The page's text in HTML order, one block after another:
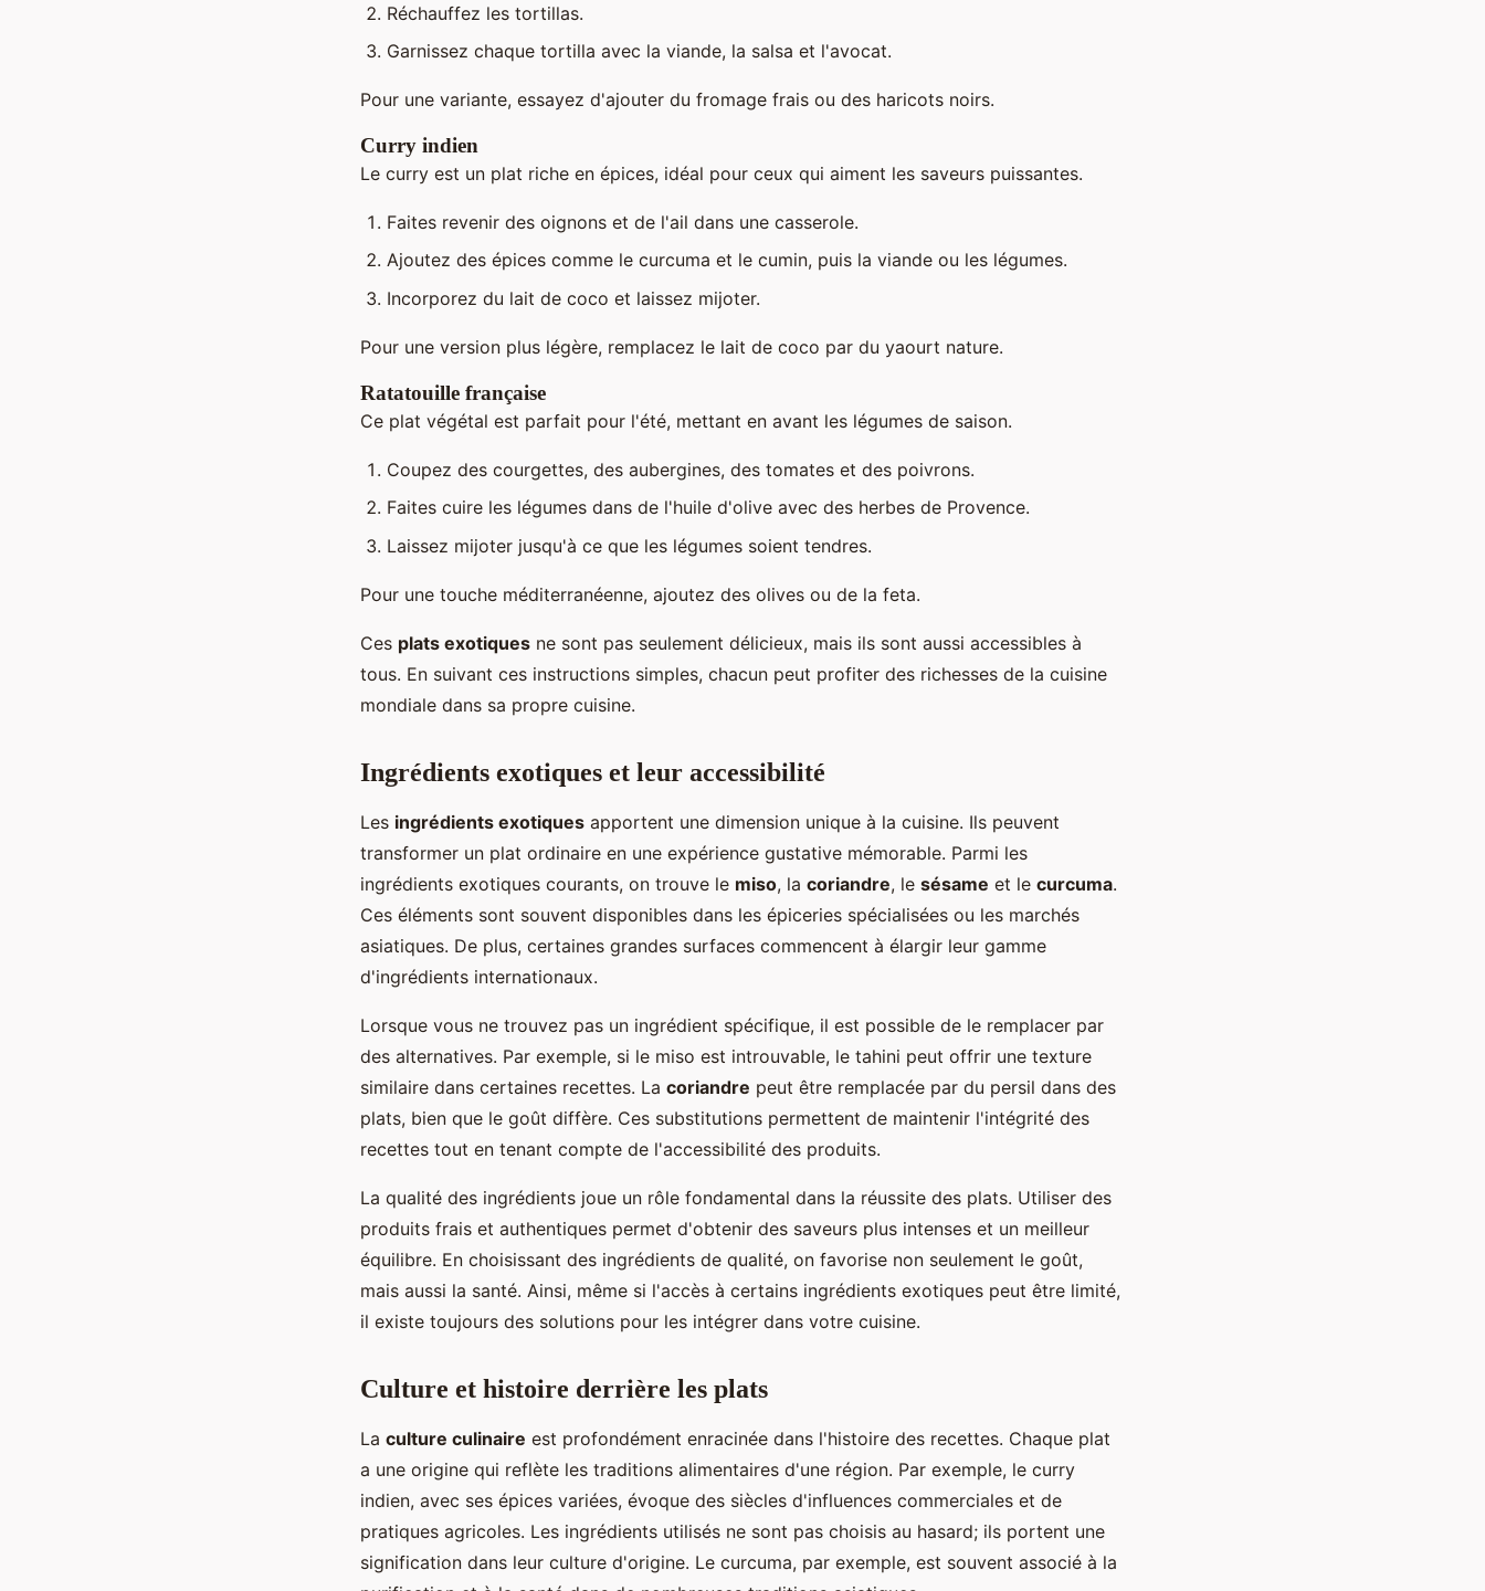
Réchauffez les tortillas.
Garnissez chaque tortilla avec la viande, la salsa et l'avocat.
Pour une variante, essayez d'ajouter du fromage frais ou des haricots noirs.
Curry indien
Le curry est un plat riche en épices, idéal pour ceux qui aiment les saveurs puissantes.
Faites revenir des oignons et de l'ail dans une casserole.
Ajoutez des épices comme le curcuma et le cumin, puis la viande ou les légumes.
Incorporez du lait de coco et laissez mijoter.
Pour une version plus légère, remplacez le lait de coco par du yaourt nature.
Ratatouille française
Ce plat végétal est parfait pour l'été, mettant en avant les légumes de saison.
Coupez des courgettes, des aubergines, des tomates et des poivrons.
Faites cuire les légumes dans de l'huile d'olive avec des herbes de Provence.
Laissez mijoter jusqu'à ce que les légumes soient tendres.
Pour une touche méditerranéenne, ajoutez des olives ou de la feta.
Ces plats exotiques ne sont pas seulement délicieux, mais ils sont aussi accessibles à
tous. En suivant ces instructions simples, chacun peut profiter des richesses de la cuisine
mondiale dans sa propre cuisine.
Ingrédients exotiques et leur accessibilité
Les ingrédients exotiques apportent une dimension unique à la cuisine. Ils peuvent
transformer un plat ordinaire en une expérience gustative mémorable. Parmi les
ingrédients exotiques courants, on trouve le miso, la coriandre, le sésame et le curcuma.
Ces éléments sont souvent disponibles dans les épiceries spécialisées ou les marchés
asiatiques. De plus, certaines grandes surfaces commencent à élargir leur gamme
d'ingrédients internationaux.
Lorsque vous ne trouvez pas un ingrédient spécifique, il est possible de le remplacer par
des alternatives. Par exemple, si le miso est introuvable, le tahini peut offrir une texture
similaire dans certaines recettes. La coriandre peut être remplacée par du persil dans des
plats, bien que le goût diffère. Ces substitutions permettent de maintenir l'intégrité des
recettes tout en tenant compte de l'accessibilité des produits.
La qualité des ingrédients joue un rôle fondamental dans la réussite des plats. Utiliser des
produits frais et authentiques permet d'obtenir des saveurs plus intenses et un meilleur
équilibre. En choisissant des ingrédients de qualité, on favorise non seulement le goût,
mais aussi la santé. Ainsi, même si l'accès à certains ingrédients exotiques peut être limité,
il existe toujours des solutions pour les intégrer dans votre cuisine.
Culture et histoire derrière les plats
La culture culinaire est profondément enracinée dans l'histoire des recettes. Chaque plat
a une origine qui reflète les traditions alimentaires d'une région. Par exemple, le curry
indien, avec ses épices variées, évoque des siècles d'influences commerciales et de
pratiques agricoles. Les ingrédients utilisés ne sont pas choisis au hasard; ils portent une
signification dans leur culture d'origine. Le curcuma, par exemple, est souvent associé à la